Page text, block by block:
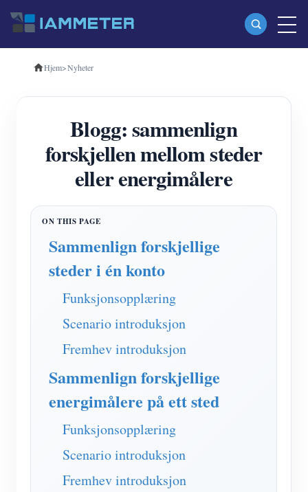
Produkter
Trefase Wi-Fi energimåler (WEM3080T)
Trefase Wi-Fi energimåler (WEM3046T)
Trefase Wi-Fi energimåler (WEM3050T)
WiFi Power Controller
applikasjoner
Solar PV System Energy Monitor
Strømforbruksmåler
PV-varmekontrollsystem
butikk
Ressurser
Hurtigstart for produktet
Samfunnet
Hjem>Nyheter
Blogg: sammenlign
forskjellen mellom steder
eller energimålere
Sammenlign forskjellige
steder i én konto
Funksjonsopplæring
Scenario introduksjon
Fremhev introduksjon
Sammenlign forskjellige
energimålere på ett sted
Funksjonsopplæring
Scenario introduksjon
Fremhev introduksjon